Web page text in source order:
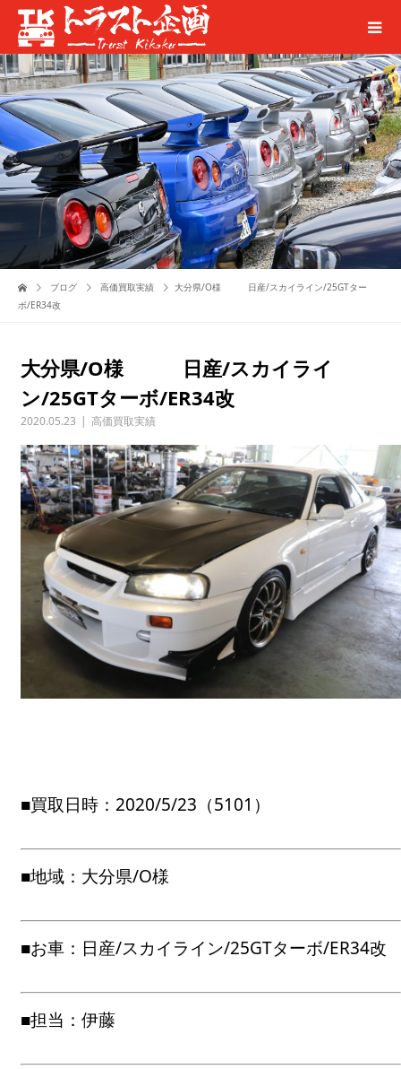
ブログ 高価買取実績
大分県/O様 日産/スカイライン/25GTター
ボ/ER34改
大分県/O様 日産/スカイライ
ン/25GTターボ/ER34改
2020.05.23 高価買取実績
■買取日時：2020/5/23（5101）
■地域：大分県/O様
■お車：日産/スカイライン/25GTターボ/ER34改
■担当：伊藤